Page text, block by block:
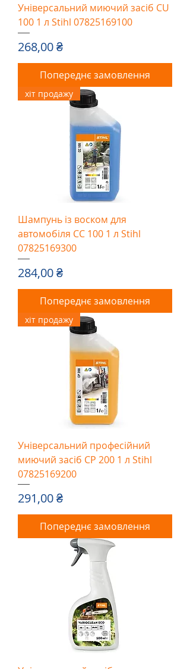
Універсальний миючий засіб CU
100 1 л Stihl 07825169100
Ціна
268,00 ₴
Попереднє замовлення
хіт продажу
Шампунь із воском для
автомобіля CC 100 1 л Stihl
07825169300
Ціна
284,00 ₴
Попереднє замовлення
хіт продажу
Універсальний професійний
миючий засіб CP 200 1 л Stihl
07825169200
Ціна
291,00 ₴
Попереднє замовлення